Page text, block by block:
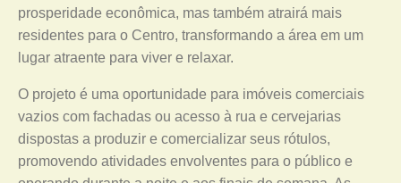
prosperidade econômica, mas também atrairá mais
residentes para o Centro, transformando a área em um
lugar atraente para viver e relaxar.
O projeto é uma oportunidade para imóveis comerciais
vazios com fachadas ou acesso à rua e cervejarias
dispostas a produzir e comercializar seus rótulos,
promovendo atividades envolventes para o público e